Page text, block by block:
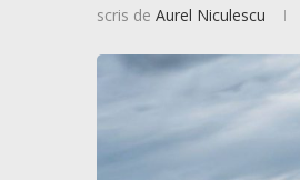
scris de Aurel Niculescu